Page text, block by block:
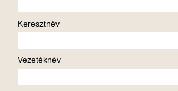
Keresztnév
Vezetéknév